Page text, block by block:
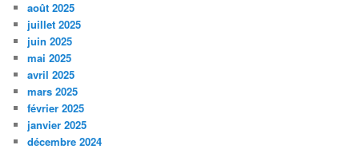
août 2025
juillet 2025
juin 2025
mai 2025
avril 2025
mars 2025
février 2025
janvier 2025
décembre 2024